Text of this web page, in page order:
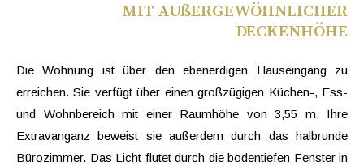
MIT AUßERGEWÖHNLICHER
DECKENHÖHE
Die Wohnung ist über den ebenerdigen Hauseingang zu
erreichen. Sie verfügt über einen großzügigen Küchen-, Ess-
und Wohnbereich mit einer Raumhöhe von 3,55 m. Ihre
Extravanganz beweist sie außerdem durch das halbrunde
Bürozimmer. Das Licht flutet durch die bodentiefen Fenster in